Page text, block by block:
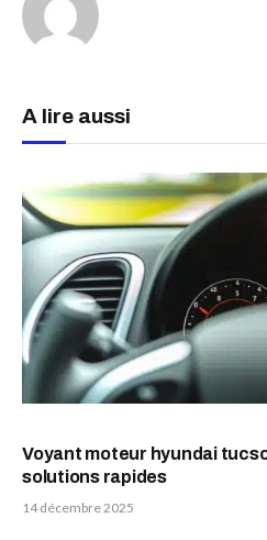
A lire aussi
Voyant moteur hyundai
solutions rapides
14 décembre 2025